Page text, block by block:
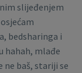
slijeđenjem
bedsharinga i
hahah, mlađe
ne baš, stariji se